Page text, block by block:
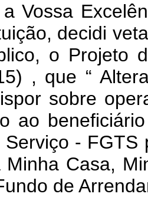
Vossa
decidi
o Projeto
, que “
sobre
ao
Serviço -
Minha Casa,
de